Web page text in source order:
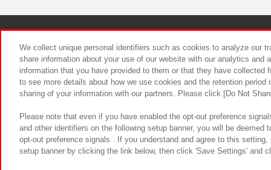
食品のご
We collect unique personal identifiers such as cookies to analyze our
share information about your use of our website with our analytics and
information that you have provided to them or that they have
to see more details about how we use cookies and the retention
sharing of your information with our partners. Please click [Do Not
Please note that even if you have enabled the opt-out preference
and other identifiers on the following setup banner, you will be
opt-out preference signals . If you understand and agree to this
setup banner by clicking the link below, then click 'Save Settings' and